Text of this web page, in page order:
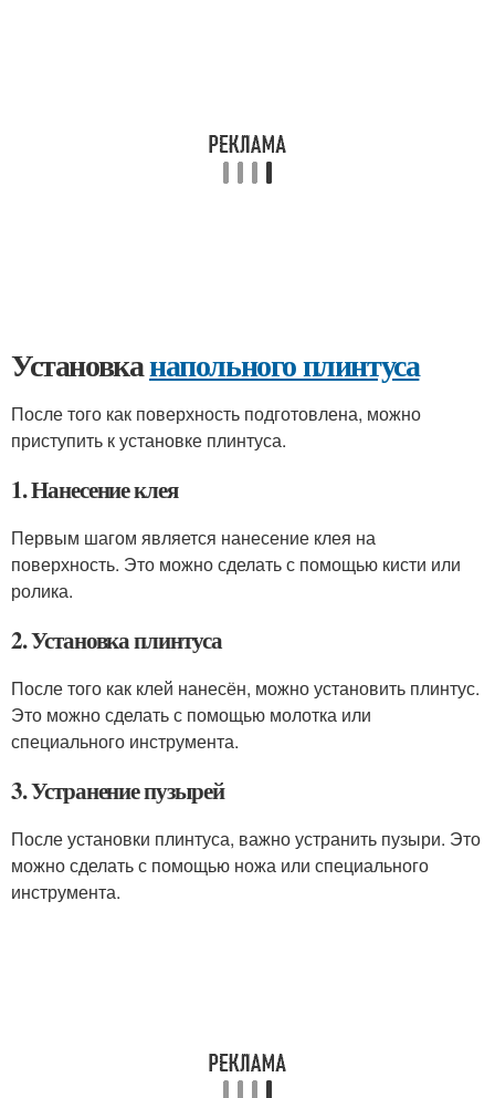
Установканапольного плинтуса
После того как поверхность подготовлена, можно
приступить к установке плинтуса.
1. Нанесение клея
Первым шагом является нанесение клея на
поверхность. Это можно сделать с помощью кисти или
ролика.
2. Установка плинтуса
После того как клей нанесён, можно установить плинтус.
Это можно сделать с помощью молотка или
специального инструмента.
3. Устранение пузырей
После установки плинтуса, важно устранить пузыри. Это
можно сделать с помощью ножа или специального
инструмента.